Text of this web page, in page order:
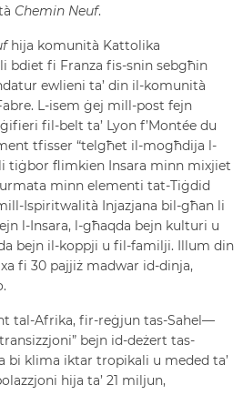
Chemin Neuf.
hija komunità Kattolika
bdiet fi Franza fis-snin sebgħin
ewlieni ta’ din il-komunità
L-isem ġej mill-post fejn
fil-belt ta’ Lyon f’Montée du
tfisser “telgħet il-mogħdija l-
tiġbor flimkien Insara minn mixjiet
minn elementi tat-Tiġdid
Ispiritwalità Injazjana bil-għan li
l-Insara, l-għaqda bejn kulturi u
bejn il-koppji u fil-familji. Illum din
fi 30 pajjiż madwar id-dinja,
tal-Afrika, fir-reġjun tas-Sahel—
bejn id-deżert tas-
bi klima iktar tropikali u meded ta’
hija ta’ 21 miljun,